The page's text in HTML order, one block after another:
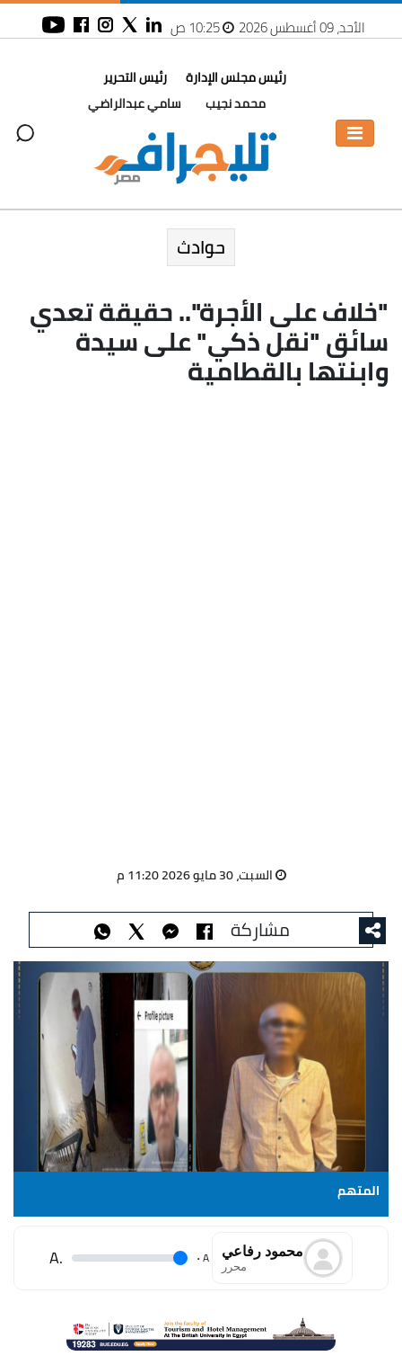
الأحد، 09 أغسطس 2026 10:25 ص
رئيس مجلس الإدارة
محمد نجيب
رئيس التحرير
سامي عبدالراضي
حوادث
"خلاف على الأجرة".. حقيقة تعدي
سائق "نقل ذكي" على سيدة
وابنتها بالقطامية
السبت، 30 مايو 2026 11:20 م
مشاركة
المتهم
محمود رفاعي
محرر A
.
.A